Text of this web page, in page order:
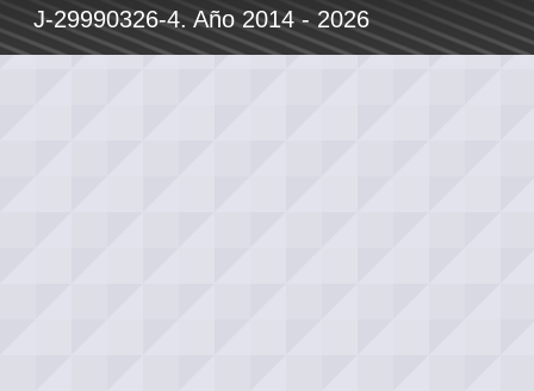
J-29990326-4. Año 2014 - 2026